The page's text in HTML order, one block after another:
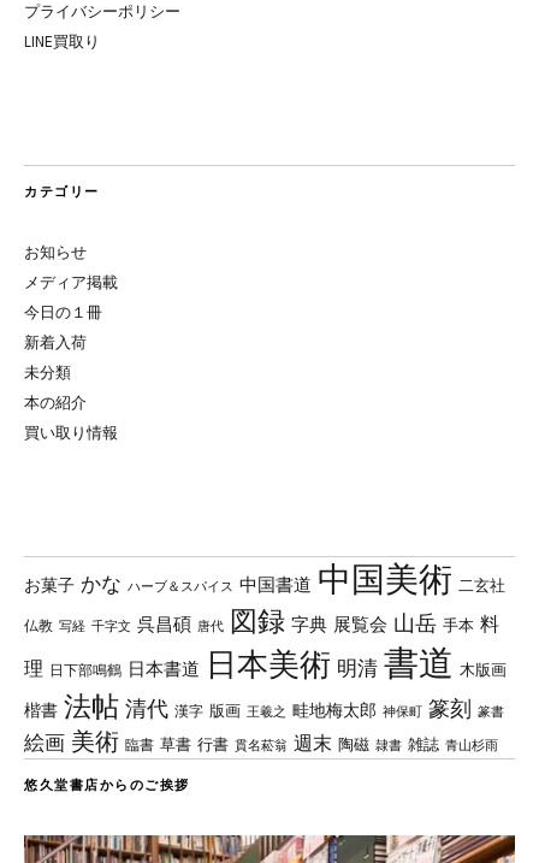
プライバシーポリシー
LINE買取り
カテゴリー
お知らせ
メディア掲載
今日の１冊
新着入荷
未分類
本の紹介
買い取り情報
お菓子 かな ハーブ＆スパイス 中国書道 中国美術 二玄社
仏教 写経 千字文 呉昌碩 唐代 図録 字典 展覧会 山岳 手本 料
理 日下部鳴鶴 日本書道 日本美術 明清 書道 木版画
楷書 法帖 清代 漢字 版画 王羲之 畦地梅太郎 神保町 篆刻 篆書
絵画 美術 臨書 草書 行書 貫名菘翁 週末 陶磁 隷書 雑誌 青山杉雨
悠久堂書店からのご挨拶